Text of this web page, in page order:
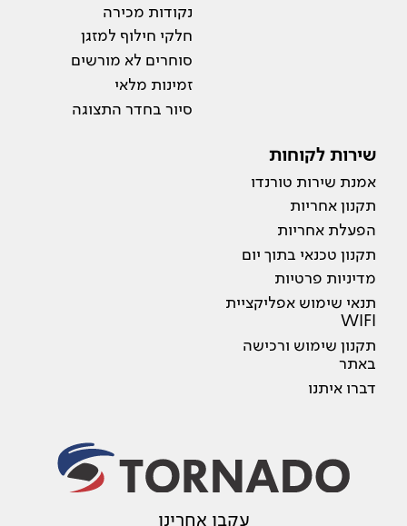
נקודות מכירה
חלקי חילוף למזגן
סוחרים לא מורשים
זמינות מלאי
סיור בחדר התצוגה
שירות לקוחות
אמנת שירות טורנדו
תקנון אחריות
הפעלת אחריות
תקנון טכנאי בתוך יום
מדיניות פרטיות
תנאי שימוש אפליקציית
WIFI
תקנון שימוש ורכישה
באתר
דברו איתנו
עקבו אחרינו